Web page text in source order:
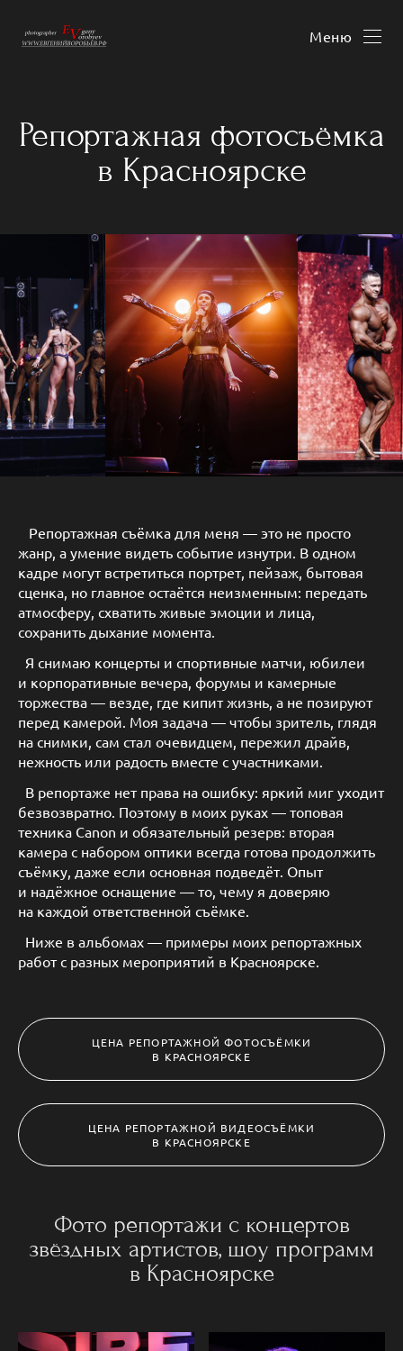
Меню
Репортажная фотосъёмка
в Красноярске
Репортажная съёмка для меня — это не просто
жанр, а умение видеть событие изнутри. В одном
кадре могут встретиться портрет, пейзаж, бытовая
сценка, но главное остаётся неизменным: передать
атмосферу, схватить живые эмоции и лица,
сохранить дыхание момента.
Я снимаю концерты и спортивные матчи, юбилеи
и корпоративные вечера, форумы и камерные
торжества — везде, где кипит жизнь, а не позируют
перед камерой. Моя задача — чтобы зритель, глядя
на снимки, сам стал очевидцем, пережил драйв,
нежность или радость вместе с участниками.
В репортаже нет права на ошибку: яркий миг уходит
безвозвратно. Поэтому в моих руках — топовая
техника Canon и обязательный резерв: вторая
камера с набором оптики всегда готова продолжить
съёмку, даже если основная подведёт. Опыт
и надёжное оснащение — то, чему я доверяю
на каждой ответственной съёмке.
Ниже в альбомах — примеры моих репортажных
работ с разных мероприятий в Красноярске.
ЦЕНА РЕПОРТАЖНОЙ ФОТОСЪЁМКИ
В КРАСНОЯРСКЕ
ЦЕНА РЕПОРТАЖНОЙ ВИДЕОСЪЁМКИ
В КРАСНОЯРСКЕ
Фото репортажи с концертов
звёздных артистов, шоу программ
в Красноярске